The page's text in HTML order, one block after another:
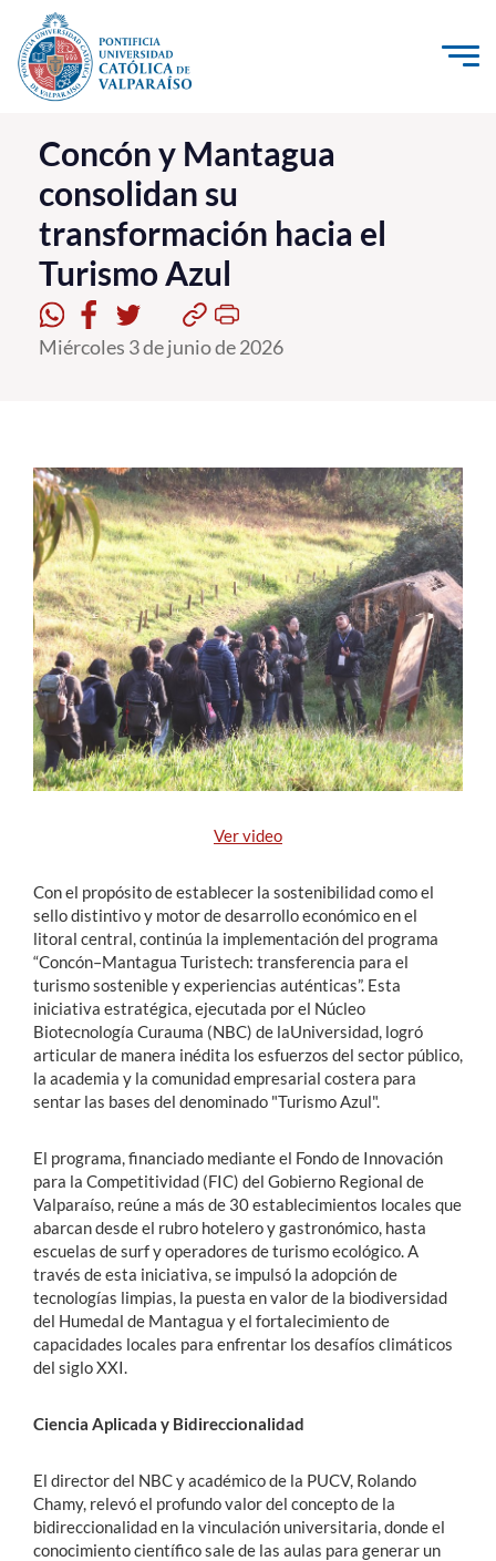
Click acá para ir directamente al contenido
La Universidad
Investigación, Creación e Innovación
PUCV Internacional
Vinculación con el Medio
Admisión
Formación Continua
Estudiantes
Académicos
Funcionarios
Alumni
English
Concón y Mantagua
consolidan su
transformación hacia el
Turismo Azul
Miércoles 3 de junio de 2026
Ver video
Con el propósito de establecer la sostenibilidad como el
sello distintivo y motor de desarrollo económico en el
litoral central, continúa la implementación del programa
“Concón–Mantagua Turistech: transferencia para el
turismo sostenible y experiencias auténticas”. Esta
iniciativa estratégica, ejecutada por el Núcleo
Biotecnología Curauma (NBC) de laUniversidad, logró
articular de manera inédita los esfuerzos del sector público,
la academia y la comunidad empresarial costera para
sentar las bases del denominado "Turismo Azul".
El programa, financiado mediante el Fondo de Innovación
para la Competitividad (FIC) del Gobierno Regional de
Valparaíso, reúne a más de 30 establecimientos locales que
abarcan desde el rubro hotelero y gastronómico, hasta
escuelas de surf y operadores de turismo ecológico. A
través de esta iniciativa, se impulsó la adopción de
tecnologías limpias, la puesta en valor de la biodiversidad
del Humedal de Mantagua y el fortalecimiento de
capacidades locales para enfrentar los desafíos climáticos
del siglo XXI.
Ciencia Aplicada y Bidireccionalidad
El director del NBC y académico de la PUCV, Rolando
Chamy, relevó el profundo valor del concepto de la
bidireccionalidad en la vinculación universitaria, donde el
conocimiento científico sale de las aulas para generar un